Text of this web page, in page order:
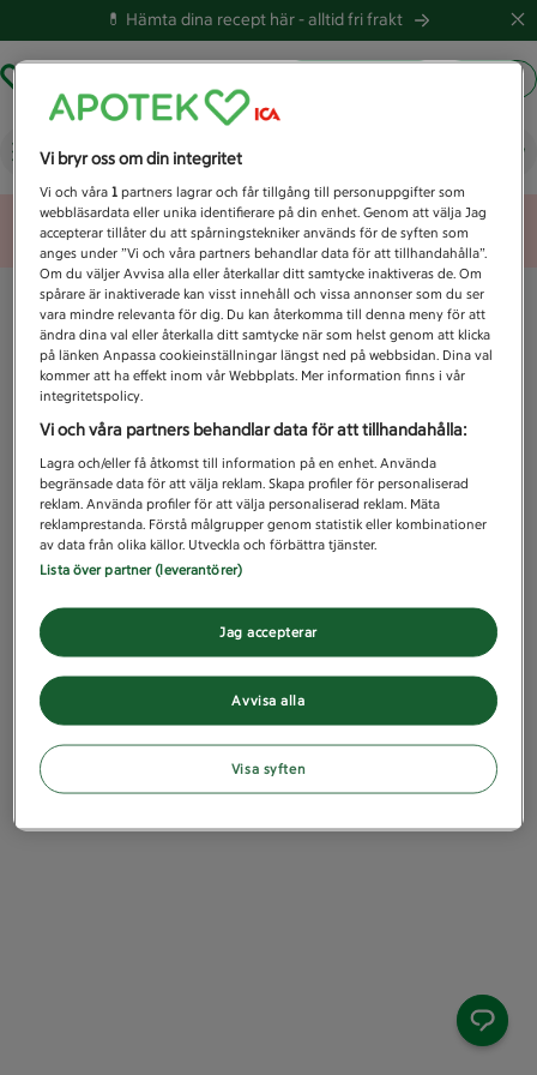
💊 Hämta dina recept här -alltid fri frakt
Vad letar du efter idag?
Unknown error
Vi bryr oss om din integritet
Vi och våra1 partners lagrar och får tillgång till personuppgifter som
webbläsardata eller unika identifierare på din enhet. Genom att välja Jag
accepterar tillåter du att spårningstekniker används för de syften som
anges under ”Vi och våra partners behandlar data för att tillhandahålla”.
Om du väljer Avvisa alla eller återkallar ditt samtycke inaktiveras de. Om
spårare är inaktiverade kan visst innehåll och vissa annonser som du ser
vara mindre relevanta för dig. Du kan återkomma till denna meny för att
ändra dina val eller återkalla ditt samtycke när som helst genom att klicka
på länken Anpassa cookieinställningar längst ned på webbsidan. Dina val
kommer att ha effekt inom vår Webbplats. Mer information finns i vår
integritetspolicy.
Vi och våra partners behandlar data för att tillhandahålla:
Lagra och/eller få åtkomst till information på en enhet. Använda
begränsade data för att välja reklam. Skapa profiler för personaliserad
reklam. Använda profiler för att välja personaliserad reklam. Mäta
reklamprestanda. Förstå målgrupper genom statistik eller kombinationer
av data från olika källor. Utveckla och förbättra tjänster.
Lista över partner (leverantörer)
Avvisa alla
Jag accepterar
Visa syften